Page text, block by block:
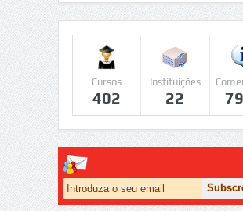
Cursos
402
Instituições
22